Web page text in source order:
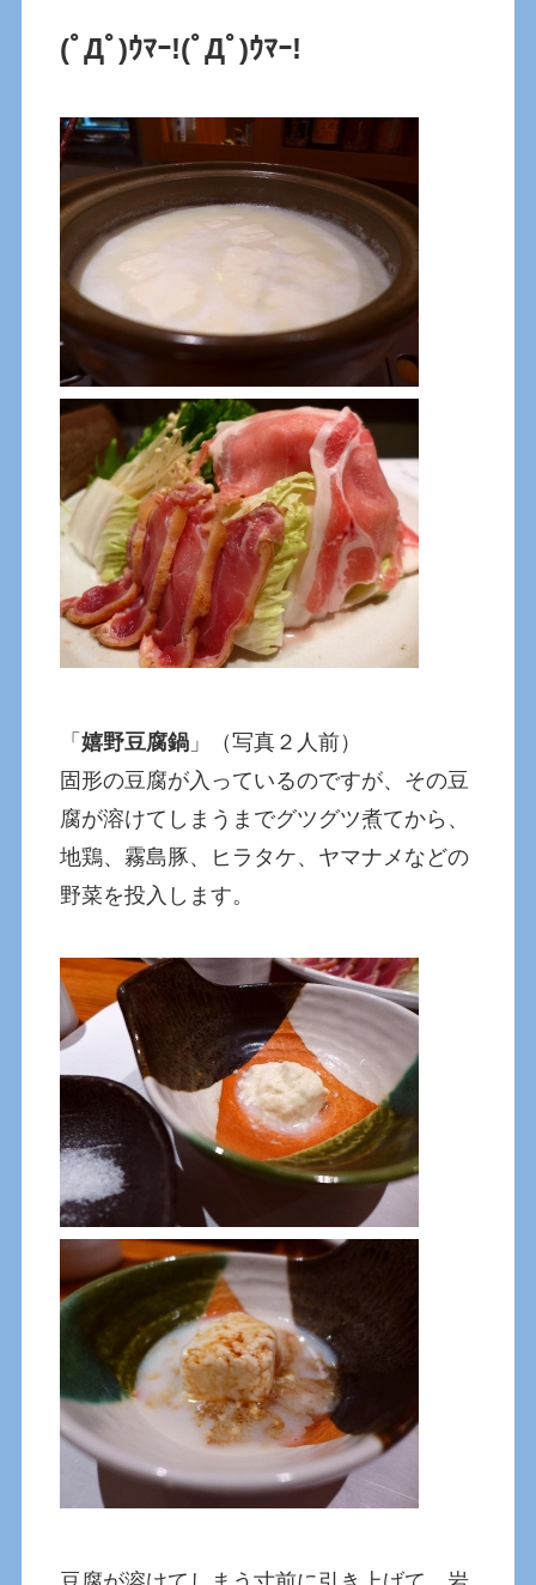
(ﾟДﾟ)ｳﾏｰ!(ﾟДﾟ)ｳﾏｰ!
「嬉野豆腐鍋 」（写真２人前）
固形の豆腐が入っているのですが、その豆
腐が溶けてしまうまでグツグツ煮てから、
地鶏、霧島豚、ヒラタケ、ヤマナメなどの
野菜を投入します。